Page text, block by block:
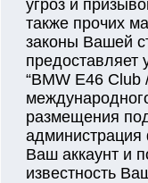
угроз и
также прочих
законы Вашей
предоставляет
“BMW E46
размещения
администрация
Ваш аккаунт и
известность